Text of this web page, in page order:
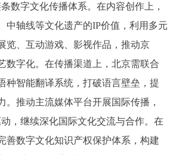
العربية PORTUGUÊS
数字文化传播体系。在内容创作上，
中轴线等文化遗产的IP价值，利用多元
览、互动游戏、影视作品，推动京
数字化。在传播渠道上，北京需联合
种智能翻译系统，打破语言壁垒，提
。推动主流媒体平台开展国际传播，
，继续深化国际文化交流与合作。在
善数字文化知识产权保护体系，构建